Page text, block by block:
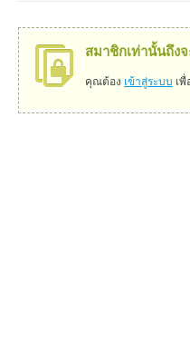
สมาชิกเท่านั้นถึง
คุณต้อง เข้าสู่ระบบ เ